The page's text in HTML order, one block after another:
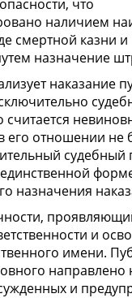
что
наличием
смертной казни и
назначение
наказание
его отношении не
судебный
назначения
и
имени.
направлено
и